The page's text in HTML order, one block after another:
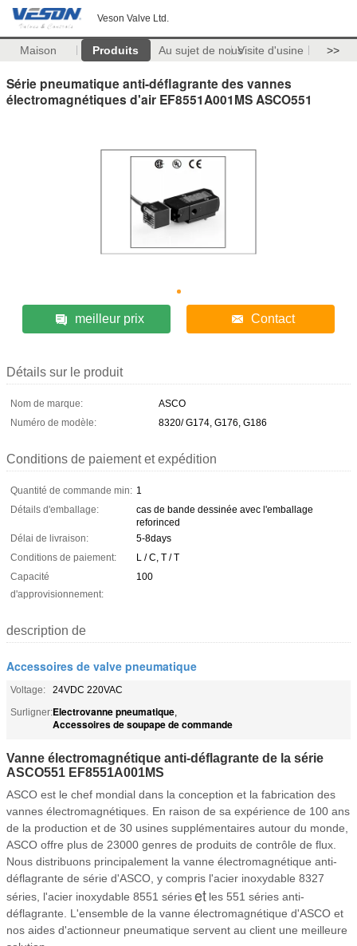
Veson Valve Ltd.
Maison Produits Au sujet de nousVisite d'usine >>
Série pneumatique anti-déflagrante des vannes
électromagnétiques d'air EF8551A001MS ASCO551
meilleur prix Contact
Détails sur le produit
Nom de marque:
ASCO
Numéro de modèle:
8320/ G174, G176, G186
Conditions de paiement et expédition
Quantité de commande min: 1
Détails d'emballage:
cas de bande dessinée avec l'emballage
reforinced
Délai de livraison:
5-8days
Conditions de paiement:
L / C, T / T
Capacité
d'approvisionnement:
100
description de
Accessoires de valve pneumatique
Voltage:
24VDC 220VAC
Surligner:Electrovanne pneumatique,
Accessoires de soupape de commande
Vanne électromagnétique anti-déflagrante de la série
ASCO551 EF8551A001MS
ASCO est le chef mondial dans la conception et la fabrication des
vannes électromagnétiques. En raison de sa expérience de 100 ans
de la production et de 30 usines supplémentaires autour du monde,
ASCO offre plus de 23000 genres de produits de contrôle de flux.
Nous distribuons principalement la vanne électromagnétique anti-
déflagrante de série d'ASCO, y compris l'acier inoxydable 8327
séries, l'acier inoxydable 8551 séries et les 551 séries anti-
déflagrante. L'ensemble de la vanne électromagnétique d'ASCO et
nos aides d'actionneur pneumatique servent au client une meilleure